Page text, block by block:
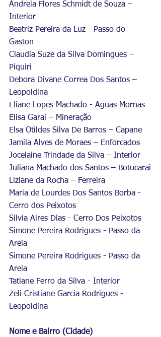
Andreia Flores Schmidt de Souza –
Interior
Beatriz Pereira da Luz - Passo do
Gaston
Claudia Suze da Silva Domingues –
Piquiri
Debora Divane Correa Dos Santos –
Leopoldina
Eliane Lopes Machado - Aguas Mornas
Elisa Garai – Mineração
Elsa Otildes Silva De Barros – Capane
Jamila Alves de Moraes – Enforcados
Jocelaine Trindade da Silva – Interior
Juliana Machado dos Santos – Botucarai
Liziane da Rocha – Ferreira
Maria de Lourdes Dos Santos Borba -
Cerro dos Peixotos
Silvia Aires Dias - Cerro Dos Peixotos
Simone Pereira Rodrigues - Passo da
Areia
Simone Pereira Rodrigues - Passo da
Areia
Tatiane Ferro da Silva - Interior
Zeli Cristiane Garcia Rodrigues -
Leopoldina
Nome e Bairro (Cidade)